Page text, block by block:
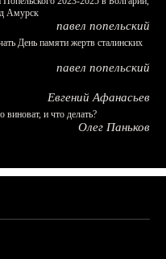
Амурск
павел попельский
День памяти жертв сталинских
павел попельский
Евгений Афанасьев
и что делать?
Олег Паньков